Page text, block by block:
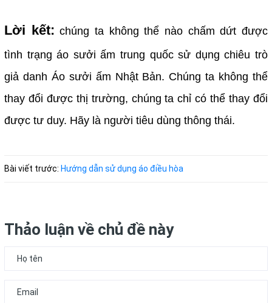
Lời kết: chúng ta không thể nào chấm dứt được
tình trạng áo sưởi ấm trung quốc sử dụng chiêu trò
giả danh Áo sưởi ấm Nhật Bản. Chúng ta không thể
thay đổi được thị trường, chúng ta chỉ có thể thay đổi
được tư duy. Hãy là người tiêu dùng thông thái.
Bài viết trước: Hướng dẫn sử dụng áo điều hòa
Thảo luận về chủ đề này